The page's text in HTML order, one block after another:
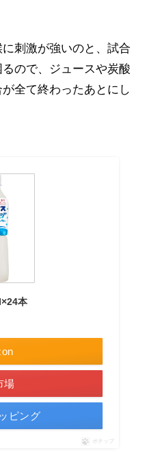
刺激が強いのと、試合
ので、ジュースや炭酸
全て終わったあとにし
本
場
ピング
ポチップ